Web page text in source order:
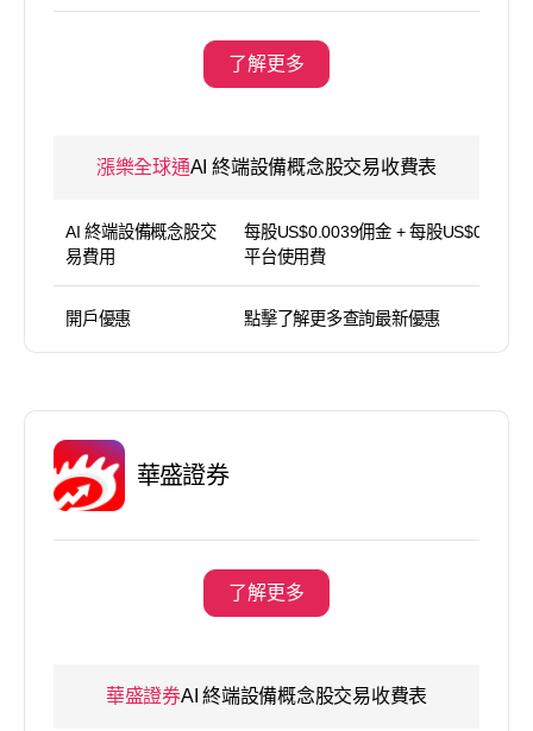
了解更多
漲樂全球通AI 終端設備概念股交易收費表
AI 終端設備概念股交
易費用
每股US$0.0039佣金 + 每股US$0.0039
平台使用費
開戶優惠 點擊了解更多查詢最新優惠
華盛證券
了解更多
華盛證券AI 終端設備概念股交易收費表